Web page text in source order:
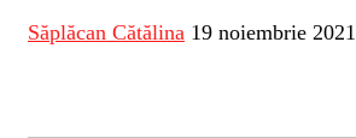
Săplăcan Cătălina 19 noiembrie 2021